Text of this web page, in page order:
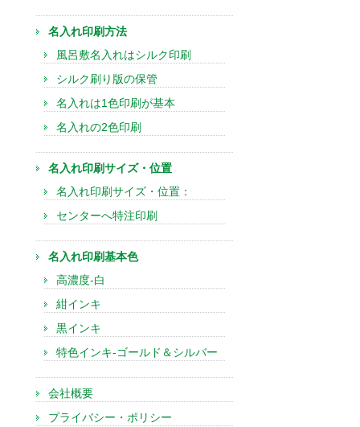
名入れ印刷方法
風呂敷名入れはシルク印刷
シルク刷り版の保管
名入れは1色印刷が基本
名入れの2色印刷
名入れ印刷サイズ・位置
名入れ印刷サイズ・位置：
センターへ特注印刷
名入れ印刷基本色
高濃度-白
紺インキ
黒インキ
特色インキ-ゴールド＆シルバー
会社概要
プライバシー・ポリシー